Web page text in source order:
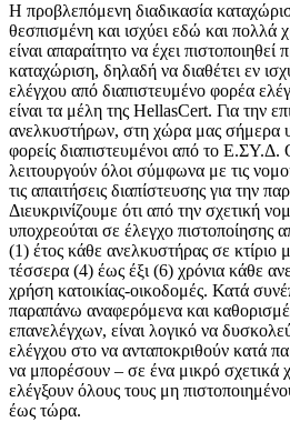
Η προβλεπόμενη διαδικασία
θεσπισμένη και ισχύει εδώ και πολλά
είναι απαραίτητο να έχει
καταχώριση, δηλαδή να διαθέτει εν
ελέγχου από διαπιστευμένο φορέα
είναι τα μέλη της HellasCert. Για την
ανελκυστήρων, στη χώρα μας σήμερα
φορείς διαπιστευμένοι από το Ε.ΣΥ.Δ.
λειτουργούν όλοι σύμφωνα με τις
τις απαιτήσεις διαπίστευσης για την
Διευκρινίζουμε ότι από την σχετική
υποχρεούται σε έλεγχο πιστοποίησης
(1) έτος κάθε ανελκυστήρας σε κτίριο
τέσσερα (4) έως έξι (6) χρόνια κάθε
χρήση κατοικίας-οικοδομές. Κατά
παραπάνω αναφερόμενα και
επανελέγχων, είναι λογικό να
ελέγχου στο να ανταποκριθούν κατά
να μπορέσουν – σε ένα μικρό σχετικά
ελέγξουν όλους τους μη
έως τώρα.